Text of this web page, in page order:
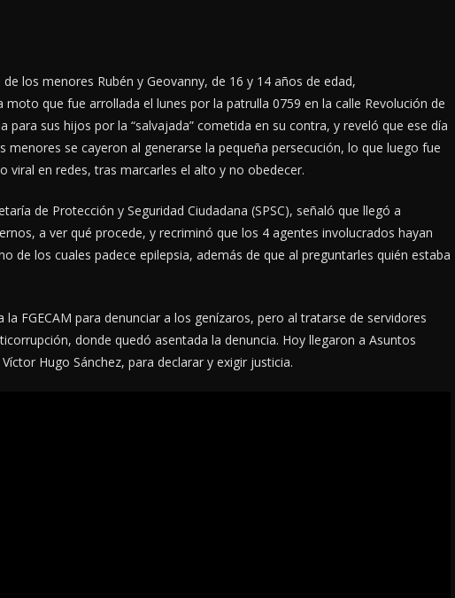
los menores Rubén y Geovanny, de 16 y 14 años de edad,
que fue arrollada el lunes por la patrulla 0759 en la calle Revolución de
para sus hijos por la “salvajada” cometida en su contra, y reveló que ese día
se cayeron al generarse la pequeña persecución, lo que luego fue
viral en redes, tras marcarles el alto y no obedecer.
de Protección y Seguridad Ciudadana (SPSC), señaló que llegó a
a ver qué procede, y recriminó que los 4 agentes involucrados hayan
de los cuales padece epilepsia, además de que al preguntarles quién estaba
FGECAM para denunciar a los genízaros, pero al tratarse de servidores
donde quedó asentada la denuncia. Hoy llegaron a Asuntos
Hugo Sánchez, para declarar y exigir justicia.